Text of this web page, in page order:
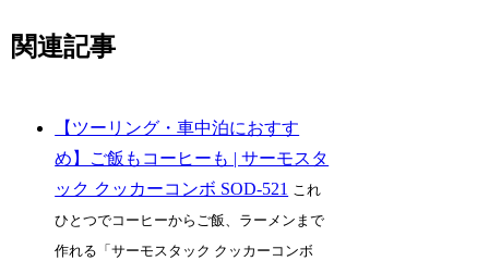
関連記事
【ツーリング・車中泊におすす
め】ご飯もコーヒーも | サーモスタ
ック クッカーコンボ SOD-521 これ
ひとつでコーヒーからご飯、ラーメンまで
作れる「サーモスタック クッカーコンボ